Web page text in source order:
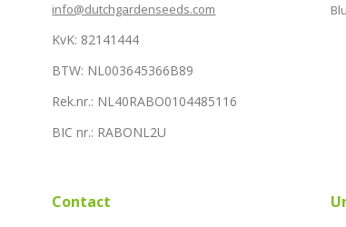
info@dutchgardenseeds.com
KvK: 82141444
BTW: NL003645366B89
Rek.nr.: NL40RABO0104485116
BIC nr.: RABONL2U
Contact